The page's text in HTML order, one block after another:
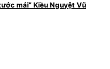
mái” Kiều Nguyệt Vũ